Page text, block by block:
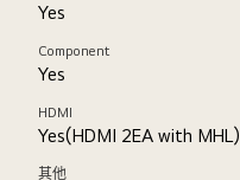
Yes
Component
Yes
HDMI
Yes(HDMI 2EA with MHL)
其他